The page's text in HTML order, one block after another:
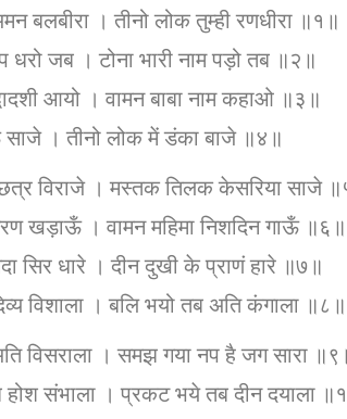
बलबीरा । तीनो लोक तुम्ही रणधीरा ॥१॥
धरो जब । टोना भारी नाम पड़ो तब ॥२॥
आयो । वामन बाबा नाम कहाओ ॥३॥
। तीनो लोक में डंका बाजे ॥४॥
विराजे । मस्तक तिलक केसरिया साजे
खड़ाऊँ । वामन महिमा निशदिन गाऊँ ॥६॥
सिर धारे । दीन दुखी के प्राणं हारे ॥७॥
विशाला । बलि भयो तब अति कंगाला ॥८॥
विसराला । समझ गया नप है जग सारा
संभाला । प्रकट भये तब दीन दयाला